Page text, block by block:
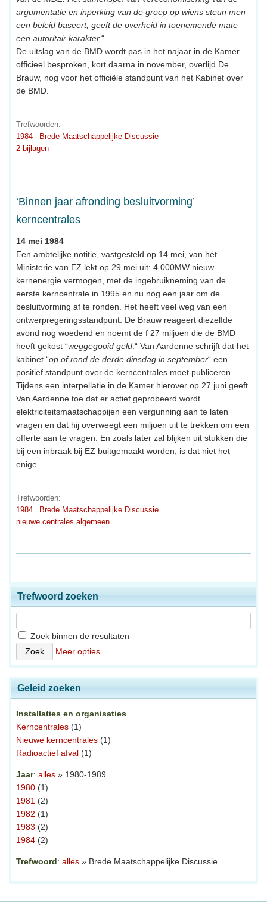
argumentatie en inperking van de groep op wiens steun men
een beleid baseert, geeft de overheid in toenemende mate
een autoritair karakter.“
De uitslag van de BMD wordt pas in het najaar in de Kamer
officieel besproken, kort daarna in november, overlijd De
Brauw, nog voor het officiële standpunt van het Kabinet over
de BMD.
Trefwoorden:
1984
Brede Maatschappelijke Discussie
2 bijlagen
‘Binnen jaar afronding besluitvorming’
kerncentrales
14 mei 1984
Een ambtelijke notitie, vastgesteld op 14 mei, van het
Ministerie van EZ lekt op 29 mei uit: 4.000MW nieuw
kernenergie vermogen, met de ingebruikneming van de
eerste kerncentrale in 1995 en nu nog een jaar om de
besluitvorming af te ronden. Het heeft veel weg van een
ontwerpregeringsstandpunt. De Brauw reageert diezelfde
avond nog woedend en noemt de f 27 miljoen die de BMD
heeft gekost “weggegooid geld.“ Van Aardenne schrijft dat het
kabinet “op of rond de derde dinsdag in september“ een
positief standpunt over de kerncentrales moet publiceren.
Tijdens een interpellatie in de Kamer hierover op 27 juni geeft
Van Aardenne toe dat er actief geprobeerd wordt
elektriciteitsmaatschappijen een vergunning aan te laten
vragen en dat hij overweegt een miljoen uit te trekken om een
offerte aan te vragen. En zoals later zal blijken uit stukken die
bij een inbraak bij EZ buitgemaakt worden, is dat niet het
enige.
Trefwoorden:
1984
Brede Maatschappelijke Discussie
nieuwe centrales algemeen
Trefwoord zoeken
Zoek binnen de resultaten
Meer opties
Geleid zoeken
Installaties en organisaties
Kerncentrales (1)
Nieuwe kerncentrales (1)
Radioactief afval (1)
Jaar: alles » 1980-1989
1980 (1)
1981 (2)
1982 (1)
1983 (2)
1984 (2)
Trefwoord: alles » Brede Maatschappelijke Discussie